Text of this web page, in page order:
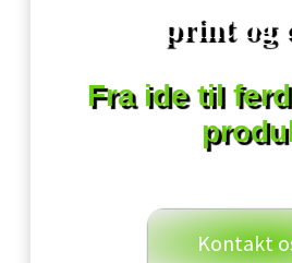
print og
Fra ide til
Kontakt